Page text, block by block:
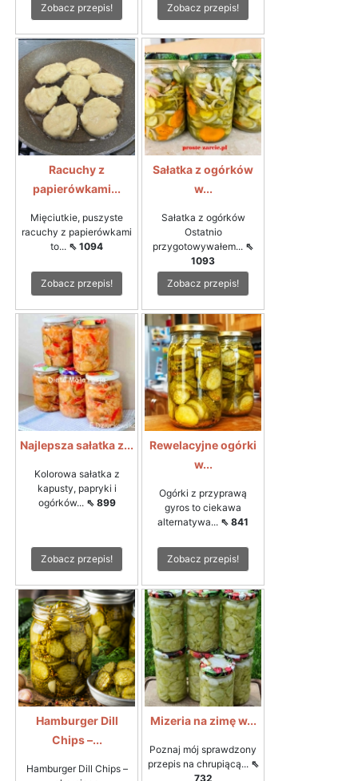
Zobacz przepis! Zobacz przepis!
Racuchy z
papierówkami...
Mięciutkie, puszyste
racuchy z papierówkami
to... ⇖ 1094
Zobacz przepis!
Sałatka z ogórków
w...
Sałatka z ogórków
Ostatnio
przygotowywałem... ⇖
1093
Zobacz przepis!
Najlepsza sałatka z...
Kolorowa sałatka z
kapusty, papryki i
ogórków... ⇖ 899
Zobacz przepis!
Rewelacyjne ogórki
w...
Ogórki z przyprawą
gyros to ciekawa
alternatywa... ⇖ 841
Zobacz przepis!
Hamburger Dill
Chips –...
Hamburger Dill Chips –
Mizeria na zimę w...
Poznaj mój sprawdzony
przepis na chrupiącą... ⇖
732